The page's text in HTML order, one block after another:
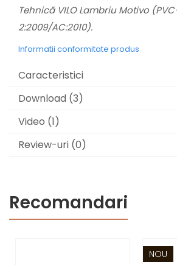
Tehnică VILO Lambriu Motivo
2:2009/AC:2010).
Informatii conformitate produs
Caracteristici
Download (3)
Video (1)
Review-uri (0)
Recomandari
NOU